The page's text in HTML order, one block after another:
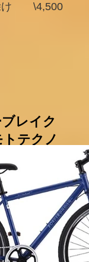
\4,500
ーブレ
テクノ